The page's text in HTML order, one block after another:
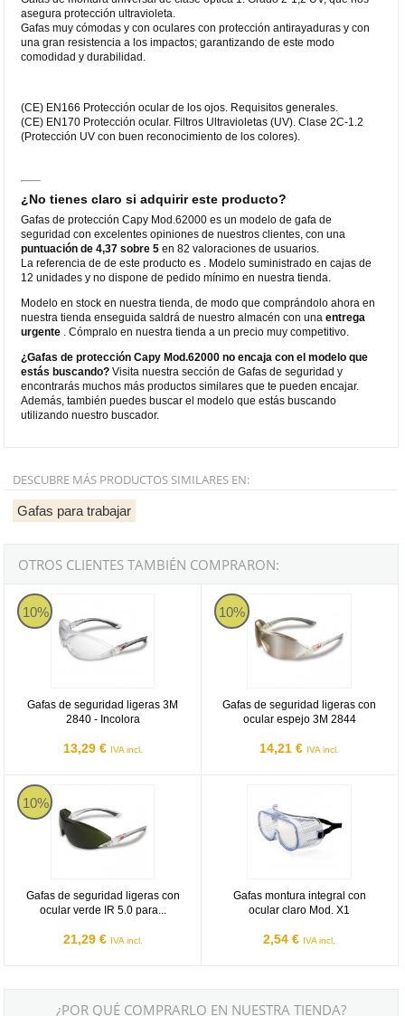
asegura protección ultravioleta.
Gafas muy cómodas y con oculares con protección antirayaduras y con
una gran resistencia a los impactos; garantizando de este modo
comodidad y durabilidad.
(CE) EN166 Protección ocular de los ojos. Requisitos generales.
(CE) EN170 Protección ocular. Filtros Ultravioletas (UV). Clase 2C-1.2
(Protección UV con buen reconocimiento de los colores).
¿No tienes claro si adquirir este producto?
Gafas de protección Capy Mod.62000 es un modelo de gafa de
seguridad con excelentes opiniones de nuestros clientes, con una
puntuación de 4,37 sobre 5 en 82 valoraciones de usuarios.
La referencia de de este producto es . Modelo suministrado en cajas de
12 unidades y no dispone de pedido mínimo en nuestra tienda.
Modelo en stock en nuestra tienda, de modo que comprándolo ahora en
nuestra tienda enseguida saldrá de nuestro almacén con unaentrega
urgente . Cómpralo en nuestra tienda a un precio muy competitivo.
¿Gafas de protección Capy Mod.62000 no encaja con el modelo que
estás buscando? Visita nuestra sección de Gafas de seguridad y
encontrarás muchos más productos similares que te pueden encajar.
Además, también puedes buscar el modelo que estás buscando
utilizando nuestro buscador.
DESCUBRE MÁS PRODUCTOS SIMILARES EN:
Gafas para trabajar
OTROS CLIENTES TAMBIÉN COMPRARON:
10%
Gafas de seguridad ligeras 3M
2840 - Incolora
13,29 € IVA incl.
Gafas de seguridad ligeras 3M 2840 - Incolora
10%
Gafas de seguridad ligeras con
ocular espejo 3M 2844
14,21 € IVA incl.
Gafas de seguridad ligeras con
10%
Gafas de seguridad ligeras con
ocular verde IR 5.0 para...
21,29 € IVA incl.
Gafas de seguridad ligeras con ocular verde IR 5.0 para soldadura
Gafas montura integral con
ocular claro Mod. X1
2,54 € IVA incl.
¿POR QUÉ COMPRARLO EN NUESTRA TIENDA?